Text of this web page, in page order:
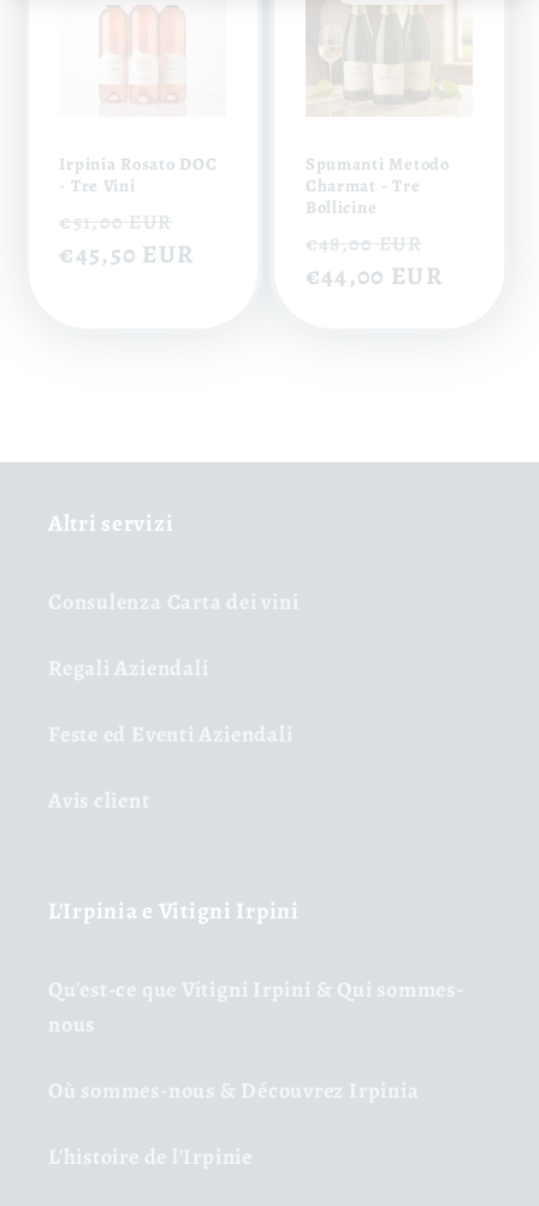
Irpinia Rosato DOC
- Tre Vini
Prix
habituel
€51,00 EUR
soldé
€45,50 EUR
Spumanti Metodo
Charmat - Tre
Bollicine
Prix
habituel
€48,00 EUR
soldé
€44,00 EUR
Altri servizi
Consulenza Carta dei vini
Regali Aziendali
Feste ed Eventi Aziendali
Avis client
L'Irpinia e Vitigni Irpini
Qu'est-ce que Vitigni Irpini & Qui sommes-
nous
Où sommes-nous & Découvrez Irpinia
L'histoire de l'Irpinie